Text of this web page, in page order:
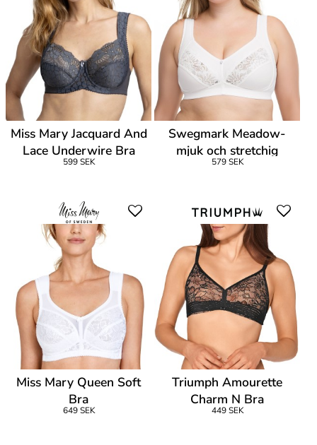
Miss Mary Jacquard And
Lace Underwire Bra
599 SEK
Swegmark Meadow-
mjuk och stretchig
579 SEK
Miss Mary Queen Soft
Bra
649 SEK
Triumph Amourette
Charm N Bra
449 SEK